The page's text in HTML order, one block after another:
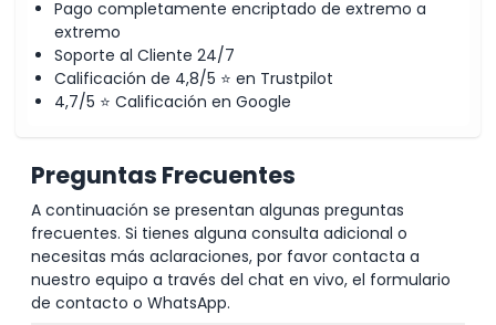
Pago completamente encriptado de extremo a
extremo
Soporte al Cliente 24/7
Calificación de 4,8/5 ⭐ en Trustpilot
4,7/5 ⭐ Calificación en Google
Preguntas Frecuentes
A continuación se presentan algunas preguntas
frecuentes. Si tienes alguna consulta adicional o
necesitas más aclaraciones, por favor contacta a
nuestro equipo a través del chat en vivo, el formulario
de contacto o WhatsApp.